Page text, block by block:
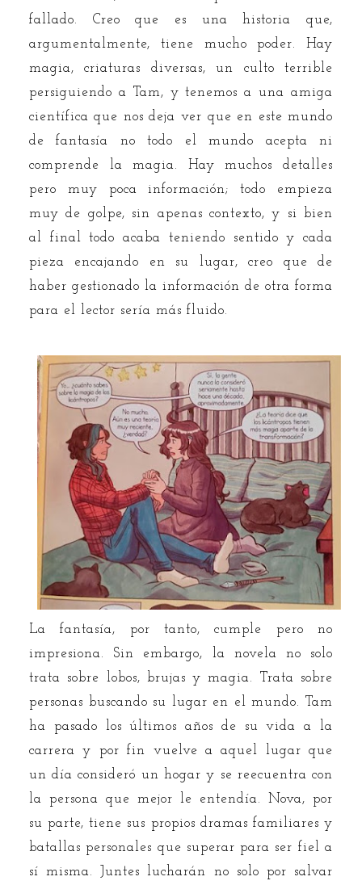
fallado. Creo que es una historia que,
argumentalmente, tiene mucho poder. Hay
magia, criaturas diversas, un culto terrible
persiguiendo a Tam, y tenemos a una amiga
científica que nos deja ver que en este mundo
de fantasía no todo el mundo acepta ni
comprende la magia. Hay muchos detalles
pero muy poca información; todo empieza
muy de golpe, sin apenas contexto, y si bien
al final todo acaba teniendo sentido y cada
pieza encajando en su lugar, creo que de
haber gestionado la información de otra forma
para el lector sería más fluido.
La fantasía, por tanto, cumple pero no
impresiona. Sin embargo, la novela no solo
trata sobre lobos, brujas y magia. Trata sobre
personas buscando su lugar en el mundo. Tam
ha pasado los últimos años de su vida a la
carrera y por fin vuelve a aquel lugar que
un día consideró un hogar y se reecuentra con
la persona que mejor le entendía. Nova, por
su parte, tiene sus propios dramas familiares y
batallas personales que superar para ser fiel a
sí misma. Juntes lucharán no solo por salvar